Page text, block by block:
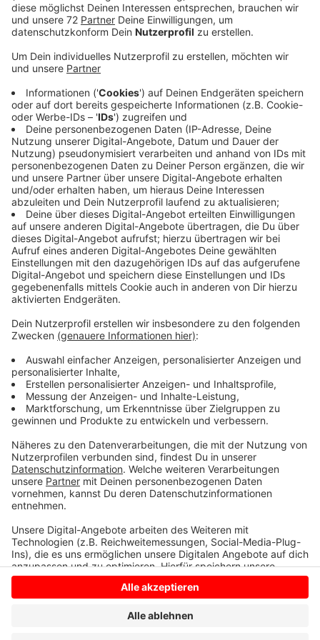
und die Nachbarstadt Münster mit über 350
baut die kassenärztliche Vereinigung gerade Corona-
Behandlungszentren auf. Sie sollen flächendeckend im
Kreis Coesfeld und dem Münsterland entstehen, die
ersten eröffnen heute im Nachbarkreis Borken. Einmal
in Bocholt und in Legden im Dorf Münsterland. In der
Festscheune, wo sonst viele von Ihnen am
Wochenende tanzen, entstehen mobile
Arztpraxen.Ärzte aus der Gegend wechseln sich hier
ab und kümmern sich um die Patienten. Hier kommen
Menschen hin, die infiziert sind, möglicherweise
infiziert sind oder die Symptome einer Corona-
Infektion haben. Nur diejenigen sollen in die neuen
Behandlungszentren kommen. Es sollen Anlaufstellen
sein, um Praxen und Krankenhäuser entlasten und
ergänzen. Wann und wo im Kreis Coesfeld ähnliche
Behandlungszentren entstehen, das plant die
Kassenärztliche Vereinigung gerade noch.
Anzeige